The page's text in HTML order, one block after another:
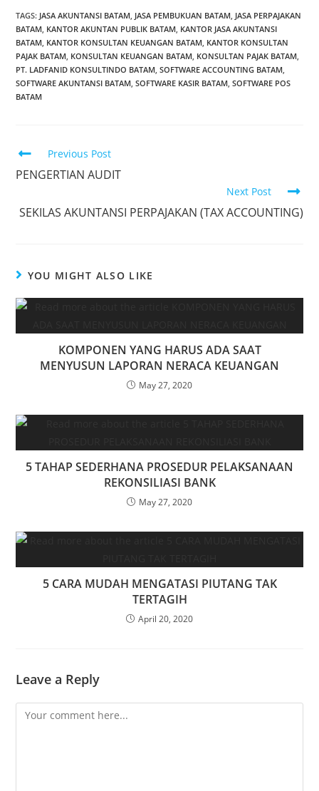
TAGS: JASA AKUNTANSI BATAM, JASA PEMBUKUAN BATAM, JASA PERPAJAKAN
BATAM, KANTOR AKUNTAN PUBLIK BATAM, KANTOR JASA AKUNTANSI
BATAM, KANTOR KONSULTAN KEUANGAN BATAM, KANTOR KONSULTAN
PAJAK BATAM, KONSULTAN KEUANGAN BATAM, KONSULTAN PAJAK BATAM,
PT. LADFANID KONSULTINDO BATAM, SOFTWARE ACCOUNTING BATAM,
SOFTWARE AKUNTANSI BATAM, SOFTWARE KASIR BATAM, SOFTWARE POS
BATAM
Previous Post
PENGERTIAN AUDIT
Next Post
SEKILAS AKUNTANSI PERPAJAKAN (TAX ACCOUNTING)
YOU MIGHT ALSO LIKE
KOMPONEN YANG HARUS ADA SAAT
MENYUSUN LAPORAN NERACA KEUANGAN
May 27, 2020
5 TAHAP SEDERHANA PROSEDUR PELAKSANAAN
REKONSILIASI BANK
May 27, 2020
5 CARA MUDAH MENGATASI PIUTANG TAK
TERTAGIH
April 20, 2020
Leave a Reply